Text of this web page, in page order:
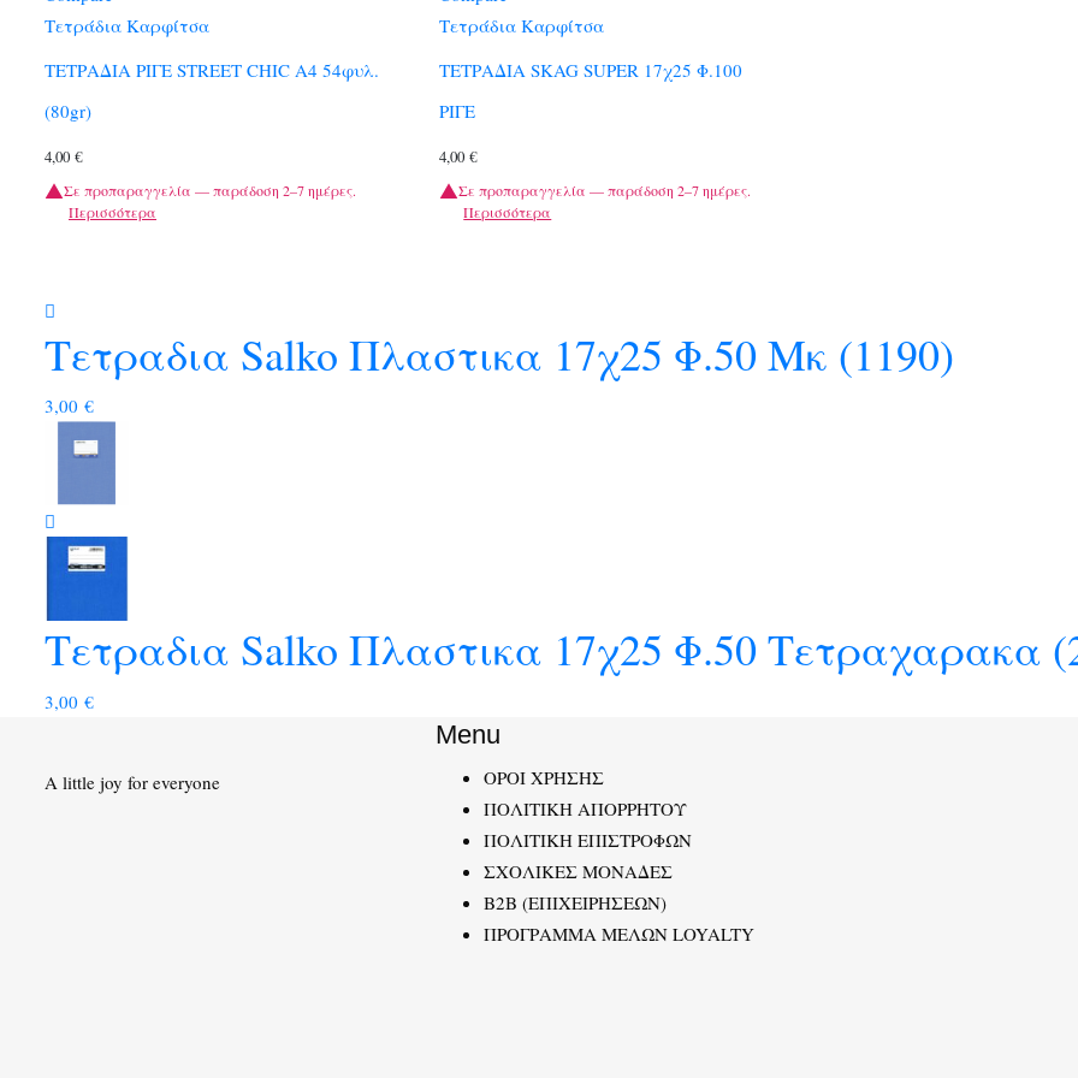
Τετράδια Καρφίτσα
ΤΕΤΡΑΔΙΑ ΡΙΓΕ STREET CHIC A4 54φυλ.
(80gr)
4,00 €
Σε προπαραγγελία — παράδοση 2–7 ημέρες.
Περισσότερα
Τετράδια Καρφίτσα
ΤΕΤΡΑΔΙΑ SKAG SUPER 17χ25 Φ.100
ΡΙΓΕ
4,00€
Σε προπαραγγελία — παράδοση 2–7 ημέρες.
Περισσότερα
Τετραδια Salko Πλαστικα 17χ25 Φ.50 Μκ (1190)
3,00 €
Τετραδια Salko Πλαστικα 17χ25 Φ.50 Τετραχαρακα
3,00 €
A little joy for everyone
Menu
ΟΡΟΙ ΧΡΗΣΗΣ
ΠΟΛΙΤΙΚΗ ΑΠΟΡΡΗΤΟΥ
ΠΟΛΙΤΙΚΗ ΕΠΙΣΤΡΟΦΩΝ
ΣΧΟΛΙΚΕΣ ΜΟΝΑΔΕΣ
B2B (ΕΠΙΧΕΙΡΗΣΕΩΝ)
ΠΡΟΓΡΑΜΜΑ ΜΕΛΩΝ LOYALTY